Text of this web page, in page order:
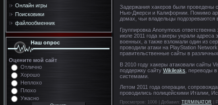
Онлайн игры
Поисковики
файлообменник
Наш опрос
Оцените мой сайт
Отлично
Хорошо
Неплохо
Плохо
Ужасно
Задержания хакеров были проведены
Нью-Джерси и Калифорнии. Помимо
домах, чьи владельцы подозреваются
Группировка Anonymous
июле 2011 года хакеры украли адреса
военных, а также взломали один из
проводили атаки на PlayStation
правительственные сайты в
В 2010 году хакеры атаковали сайты
поддержку сайту Wikileaks , переводы
системами.
Летом 2011 года операции,
проводились полицейскими Италии,
Просмотров : 1006 | Добавил: TERMINATOR